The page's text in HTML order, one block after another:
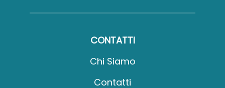
CONTATTI
Chi Siamo
Contatti